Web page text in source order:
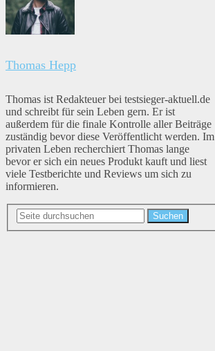
Thomas Hepp
Thomas ist Redakteuer bei testsieger-aktuell.de
und schreibt für sein Leben gern. Er ist
außerdem für die finale Kontrolle aller Beiträge
zuständig bevor diese Veröffentlicht werden. Im
privaten Leben recherchiert Thomas lange
bevor er sich ein neues Produkt kauft und liest
viele Testberichte und Reviews um sich zu
informieren.
Suchen